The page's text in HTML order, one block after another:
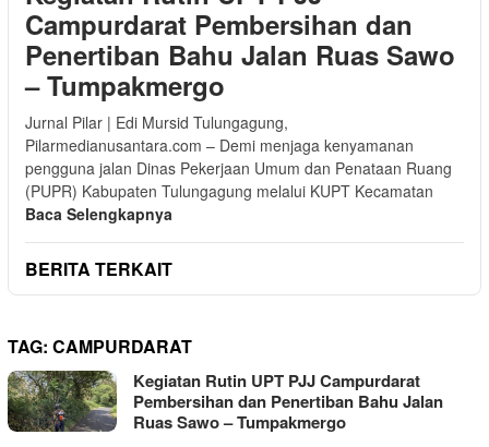
Campurdarat Pembersihan dan
Penertiban Bahu Jalan Ruas Sawo
– Tumpakmergo
Jurnal Pilar | Edi Mursid Tulungagung,
Pilarmedianusantara.com – Demi menjaga kenyamanan
pengguna jalan Dinas Pekerjaan Umum dan Penataan Ruang
(PUPR) Kabupaten Tulungagung melalui KUPT Kecamatan
Baca Selengkapnya
BERITA TERKAIT
TAG: CAMPURDARAT
Kegiatan Rutin UPT PJJ Campurdarat
Pembersihan dan Penertiban Bahu Jalan
Ruas Sawo – Tumpakmergo